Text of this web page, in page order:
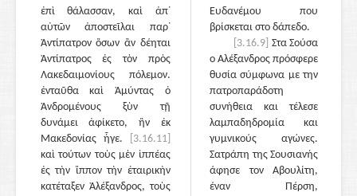
ἐπὶ θάλασσαν, καὶ ἀπ᾽
αὐτῶν ἀποστεῖλαι παρ᾽
Ἀντίπατρον ὅσων ἂν δέηται
Ἀντίπατρος ἐς τὸν πρὸς
Λακεδαιμονίους πόλεμον.
ἐνταῦθα καὶ Ἀμύντας ὁ
Ἀνδρομένους ξὺν τῇ
δυνάμει ἀφίκετο, ἣν ἐκ
Μακεδονίας ἦγε.
[3.16.11]
καὶ τούτων τοὺς μὲν ἱππέας
ἐς τὴν ἵππον τὴν ἑταιρικὴν
κατέταξεν Ἀλέξανδρος, τοὺς
Ευδανέμου που
βρίσκεται στο δάπεδο.
[3.16.9] Στα Σούσα
ο Αλέξανδρος πρόσφερε
θυσία σύμφωνα με την
πατροπαράδοτη
συνήθεια και τέλεσε
λαμπαδηδρομία και
γυμνικούς αγώνες.
Σατράπη της Σουσιανής
άφησε τον Αβουλίτη,
έναν Πέρση,